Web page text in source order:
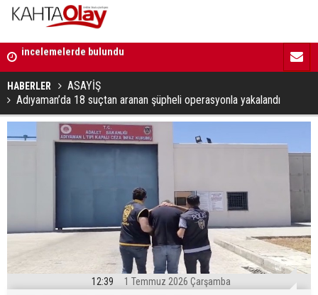
12:01 | Milletvekili Şan: “Bu süreç birlik ve beraberliği
güçlendirecektir”
11:59 |
HABERLER
ASAYİŞ
Adıyaman’da 18 suçtan aranan şüpheli operasyonla yakalandı
12:39 1 Temmuz 2026 Çarşamba